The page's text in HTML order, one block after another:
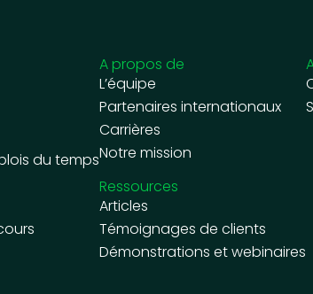
du temps
A propos de
L’équipe
Partenaires internationaux
Carrières
Notre mission
Ressources
Articles
Témoignages de clients
Démonstrations et webinaires